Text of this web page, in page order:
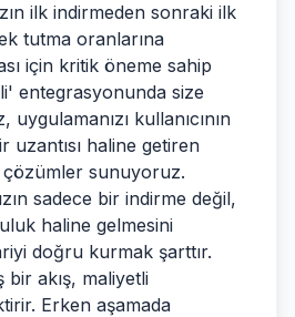
ilk indirmeden sonraki ilk
tutma oranlarına
için kritik öneme sahip
entegrasyonunda size
kullanıcının
uzantısı haline getiren
sunuyoruz.
sadece bir indirme değil,
haline gelmesini
doğru kurmak şarttır.
bir akış, maliyetli
Erken aşamada